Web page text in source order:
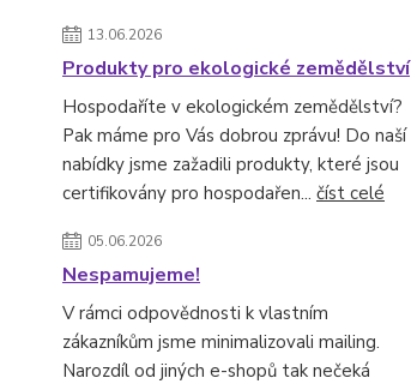
13.06.2026
Produkty pro ekologické zemědělství
Hospodaříte v ekologickém zemědělství?
Pak máme pro Vás dobrou zprávu! Do naší
nabídky jsme zažadili produkty, které jsou
certifikovány pro hospodařen... číst celé
05.06.2026
Nespamujeme!
V rámci odpovědnosti k vlastním
zákazníkům jsme minimalizovali mailing.
Narozdíl od jiných e-shopů tak nečeká